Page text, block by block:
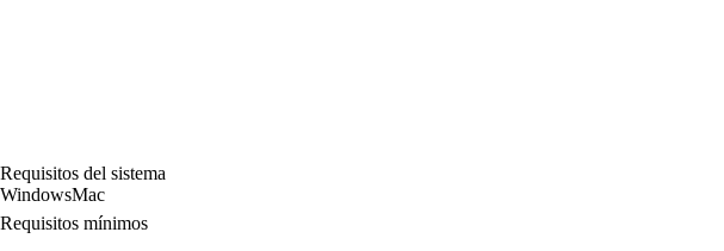
Requisitos del sistema
WindowsMac
Requisitos mínimos